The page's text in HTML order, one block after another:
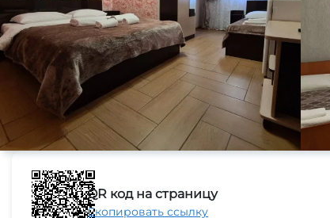
QR код на страницу
Скопировать ссылку